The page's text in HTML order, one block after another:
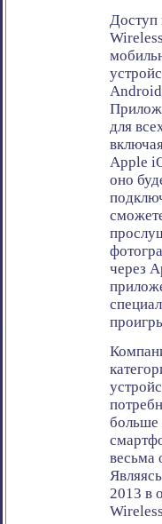
Доступ
для
Apple
оно
через
больше
весьма
2013 в